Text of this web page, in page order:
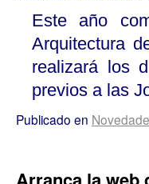
Este año
Arquitectura
realizará los
previos a las
Publicado en